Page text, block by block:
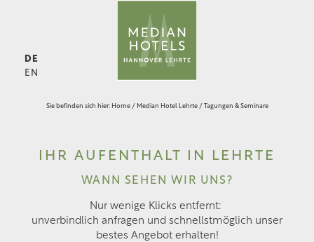
DE
EN
Sie befinden sich hier: Home / Median Hotel Lehrte / Tagungen & Seminare
IHR AUFENTHALT IN LEHRTE
WANN SEHEN WIR UNS?
Nur wenige Klicks entfernt:
unverbindlich anfragen und schnellstmöglich unser
bestes Angebot erhalten!